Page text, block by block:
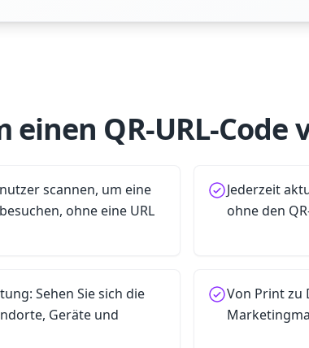
einen QR-URL-Code
scannen, um eine
ohne eine URL
Jederzeit
ohne den
Sehen Sie sich die
Geräte und
Von Print zu